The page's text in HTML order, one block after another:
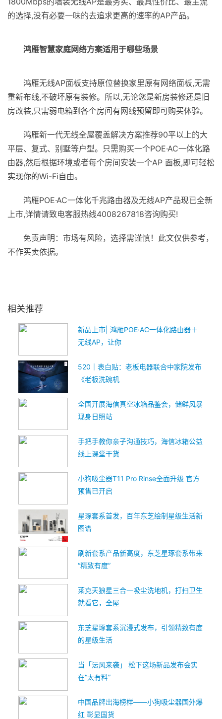
的选择,没有必要一味的去追求更高的速率的AP产品。
鸿雁智慧家庭网络方案适用于哪些场景
鸿雁无线AP面板支持原位替换家里原有网络面板,无需
重新布线,不破坏原有装修。所以,无论您是新房装修还是旧
房改装,只需弱电箱到各个房间有网线预留即可购买体验。
鸿雁新一代无线全屋覆盖解决方案推荐90平以上的大
平层、复式、别墅等户型。只需购买一个POE·AC一体化路
由器,然后根据环境或者每个房间安装一个AP 面板,即可轻松
实现你的Wi-Fi自由。
鸿雁POE·AC一体化千兆路由器及无线AP产品现已全新
上市,详情请致电客服热线4008267818咨询购买!
免责声明：市场有风险，选择需谨慎！此文仅供参考，
不作买卖依据。
相关推荐
新品上市| 鸿雁POE·AC一体化路由器＋
无线AP，让你
520｜表白贴：老板电器联合中家院发布
《老板洗碗机
全国开展海信真空冰箱品鉴会，储鲜风暴
现身日照站
手把手教你亲子沟通技巧，海信冰箱公益
线上课堂干货
小狗吸尘器T11 Pro Rinse全面升级 官方
预售已开启
星琢套系首发，百年东芝绘制星级生活新
图谱
刷新套系产品新高度，东芝星琢套系带来
“精致有度”
莱克天狼星三合一吸尘洗地机，打扫卫生
就看它，全屋
东芝星琢套系沉浸式发布，引领精致有度
的星级生活
当「沄风来袭」 松下这场新品发布会实
在“太有料”
中国品牌出海榜样——小狗吸尘器国外爆
红 彰显国货